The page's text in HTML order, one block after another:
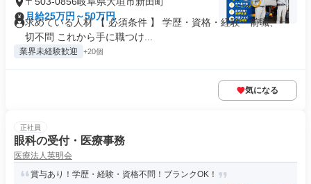
月給25万円～50万円
求めている人材 【 必須条件 】 学歴・資格・経験・前職、一
切不問 これから手に職つけ...
業界未経験歓迎 +20個
気になる
正社員
眼科の受付・医療事務
医療法人英明会
賞与あり！学歴・経験・資格不問！ブランクOK！